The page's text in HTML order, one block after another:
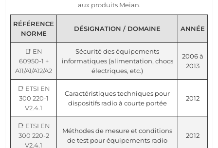
aux produits Meian.
RÉFÉRENCE
NORME
DÉSIGNATION / DOMAINE ANNÉE
📑 EN
60950-1 +
A11/A1/A12/A2
Sécurité des équipements
informatiques (alimentation, chocs
électriques, etc.)
2006 à
2013
📑 ETSI EN
300 220-1
V2.4.1
Caractéristiques techniques pour
dispositifs radio à courte portée
2012
📑 ETSI EN
300 220-2
V2.4.1
Méthodes de mesure et conditions
de test pour équipements radio
2012